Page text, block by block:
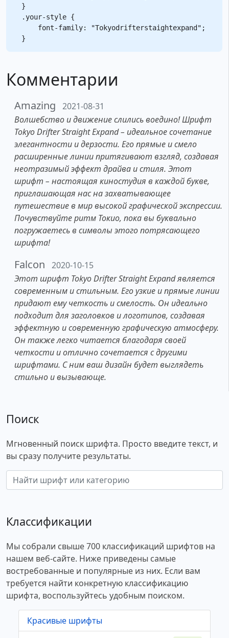
}
.your-style {
    font-family: "Tokyodrifterstaightexpand";
Комментарии
Amazing
2021-08-31
Волшебство и движение слились воедино! Шрифт
Tokyo Drifter Straight Expand – идеальное сочетание
элегантности и дерзости. Его прямые и смело
расширенные линии притягивают взгляд, создавая
неотразимый эффект драйва и стиля. Этот
шрифт – настоящая киностудия в каждой букве,
приглашающая нас на захватывающее
путешествие в мир высокой графической экспрессии.
Почувствуйте ритм Токио, пока вы буквально
погружаетесь в символы этого потрясающего
шрифта!
Falcon
2020-10-15
Этот шрифт Tokyo Drifter Straight Expand является
современным и стильным. Его узкие и прямые линии
придают ему четкость и смелость. Он идеально
подходит для заголовков и логотипов, создавая
эффектную и современную графическую атмосферу.
Он также легко читается благодаря своей
четкости и отлично сочетается с другими
шрифтами. С ним ваш дизайн будет выглядеть
стильно и вызывающе.
Поиск
Мгновенный поиск шрифта. Просто введите текст, и
вы сразу получите результаты.
Классификации
Мы собрали свыше 700 классификаций шрифтов на
нашем веб-сайте. Ниже приведены самые
востребованные и популярные из них. Если вам
требуется найти конкретную классификацию
шрифта, воспользуйтесь удобным поиском.
Красивые шрифты